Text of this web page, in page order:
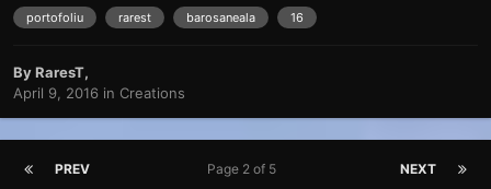
portofoliu rarest barosaneala 16
ByRaresT,
April 9, 2016 in Creations
PREV NEXT
Page 2 of 5